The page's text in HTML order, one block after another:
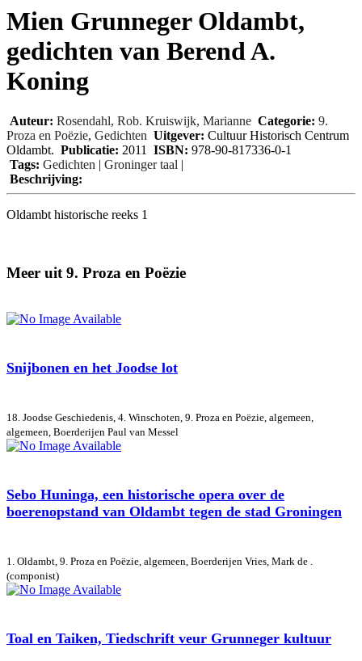
Mien Grunneger Oldambt,
gedichten van Berend A.
Koning
Auteur: Rosendahl, Rob. Kruiswijk, Marianne Categorie: 9.
Proza en Poëzie, Gedichten Uitgever: Cultuur Historisch Centrum
Oldambt. Publicatie: 2011 ISBN: 978-90-817336-0-1
Tags: Gedichten | Groninger taal |
Beschrijving:
Oldambt historische reeks 1
Meer uit 9. Proza en Poëzie
Snijbonen en het Joodse lot
18. Joodse Geschiedenis, 4. Winschoten, 9. Proza en Poëzie, algemeen,
algemeen, Boerderijen Paul van Messel
Sebo Huninga, een historische opera over de
boerenopstand van Oldambt tegen de stad Groningen
1. Oldambt, 9. Proza en Poëzie, algemeen, Boerderijen Vries, Mark de .
(componist)
Toal en Taiken, Tiedschrift veur Grunneger kultuur